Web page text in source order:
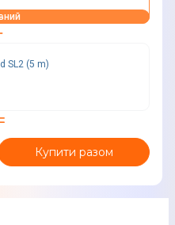
SL2 (5 m)
Купити разом